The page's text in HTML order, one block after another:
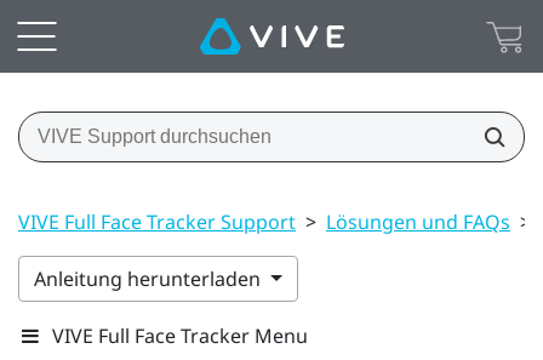
VIVE Full Face Tracker Support > Lösungen und FAQs >
Anleitung herunterladen
VIVE Full Face Tracker Menu